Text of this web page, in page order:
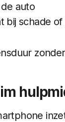
auto
bij schade